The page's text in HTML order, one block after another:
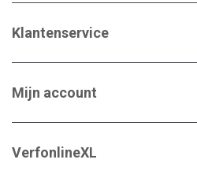
Klantenservice
Mijn account
VerfonlineXL